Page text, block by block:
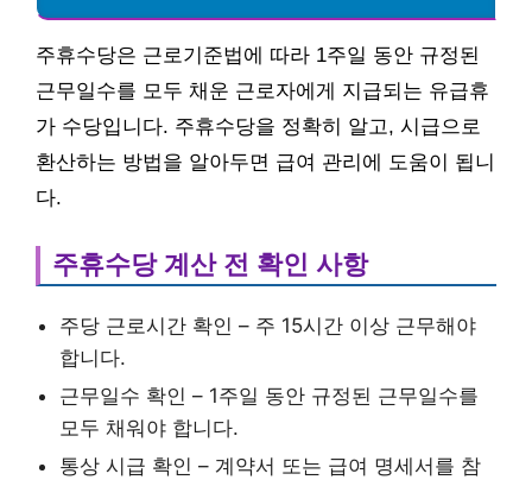
주휴수당은 근로기준법에 따라 1주일 동안 규정된
근무일수를 모두 채운 근로자에게 지급되는 유급휴
가 수당입니다. 주휴수당을 정확히 알고, 시급으로
환산하는 방법을 알아두면 급여 관리에 도움이 됩니
다.
주휴수당 계산 전 확인 사항
주당 근로시간 확인 – 주 15시간 이상 근무해야
합니다.
근무일수 확인 – 1주일 동안 규정된 근무일수를
모두 채워야 합니다.
통상 시급 확인 – 계약서 또는 급여 명세서를 참